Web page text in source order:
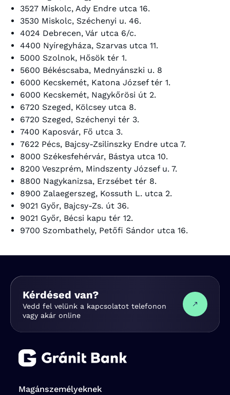
3527 Miskolc, Ady Endre utca 16.
3530 Miskolc, Széchenyi u. 46.
4024 Debrecen, Vár utca 6/c.
4400 Nyíregyháza, Szarvas utca 11.
5000 Szolnok, Hősök tér 1.
5600 Békéscsaba, Mednyánszki u. 8
6000 Kecskemét, Katona József tér 1.
6000 Kecskemét, Nagykőrösi út 2.
6720 Szeged, Kölcsey utca 8.
6720 Szeged, Széchenyi tér 3.
7400 Kaposvár, Fő utca 3.
7622 Pécs, Bajcsy-Zsilinszky Endre utca 7.
8000 Székesfehérvár, Bástya utca 10.
8200 Veszprém, Mindszenty József u. 7.
8800 Nagykanizsa, Erzsébet tér 8.
8900 Zalaegerszeg, Kossuth L. utca 2.
9021 Győr, Bajcsy-Zs. út 36.
9021 Győr, Bécsi kapu tér 12.
9700 Szombathely, Petőfi Sándor utca 16.
Kérdésed van?
Vedd fel velünk a kapcsolatot telefonon
vagy akár online
Magánszemélyeknek